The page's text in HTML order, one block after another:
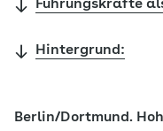
Führungskräfte
Hintergrund:
Berlin/Dortmund.